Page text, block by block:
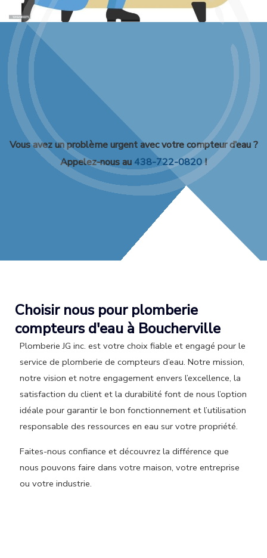
Vous avez un problème urgent avec votre compteur d’eau ?
Appelez-nous au 438-722-0820 !
Choisir nous pour plomberie
compteurs d'eau à Boucherville
Plomberie JG inc. est votre choix fiable et engagé pour le
service de plomberie de compteurs d’eau. Notre mission,
notre vision et notre engagement envers l’excellence, la
satisfaction du client et la durabilité font de nous l’option
idéale pour garantir le bon fonctionnement et l’utilisation
responsable des ressources en eau sur votre propriété.
Faites-nous confiance et découvrez la différence que
nous pouvons faire dans votre maison, votre entreprise
ou votre industrie.